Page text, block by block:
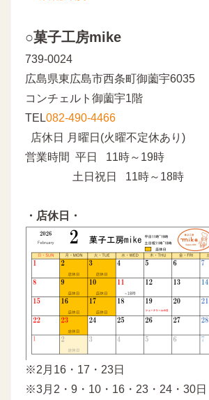
○菓子工房mike
739-0024
広島県東広島市西条町御薗宇6035
コンチェルト御薗宇1階
TEL082-490-4466
店休日 月曜日(火曜不定休あり)
営業時間 平日 11時～19時
土日祝日 11時～18時
・店休日・
※2月16・17・23日
※3月2・9・10・16・23・24・30日